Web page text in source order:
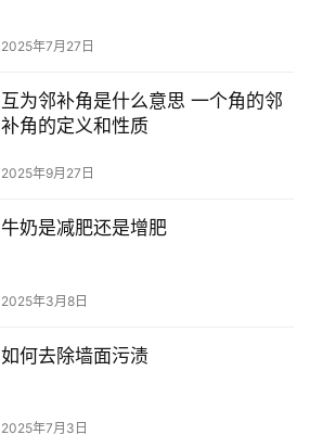
2025年7月27日
互为邻补角是什么意思 一个角的邻
补角的定义和性质
2025年9月27日
牛奶是减肥还是增肥
2025年3月8日
如何去除墙面污渍
2025年7月3日